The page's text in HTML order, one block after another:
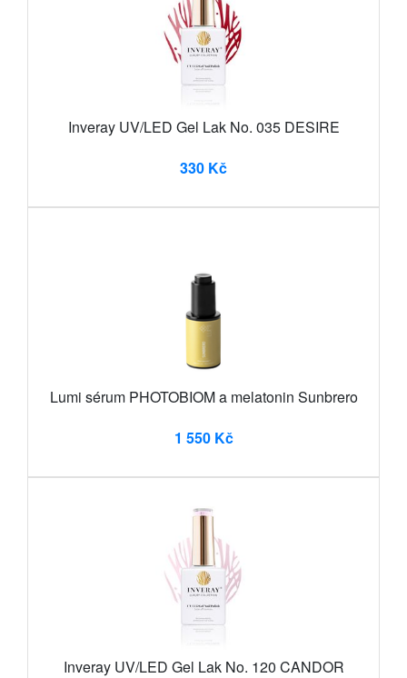
Inveray UV/LED Gel Lak No. 035 DESIRE
330 Kč
Lumi sérum PHOTOBIOM a melatonin Sunbrero
1 550 Kč
Inveray UV/LED Gel Lak No. 120 CANDOR